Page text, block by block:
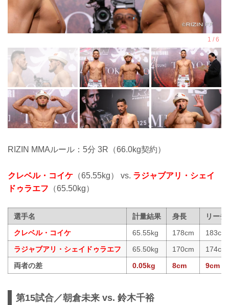
RIZIN MMAルール：5分 3R（66.0kg契約）
クレベル・コイケ （65.55kg） vs. ラジャブアリ・シェイ
ドゥラエフ （65.50kg）
選手名 計量結果 身長
リーチ
クレベル・コイケ
65.55kg 178cm
183cm
ラジャブアリ・シェイドゥラエフ
65.50kg 170cm
174cm
両者の差
0.05kg 8cm 9cm
第15試合／朝倉未来 vs. 鈴木千裕